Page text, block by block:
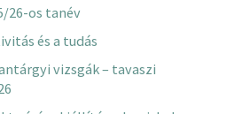
26-os tanév
és a tudás
vizsgák – tavaszi